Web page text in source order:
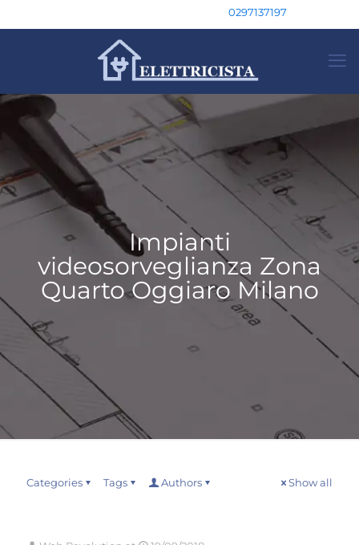
0297137197
Impianti
videosorveglianza Zona
Quarto Oggiaro Milano
Categories Tags Authors Show all